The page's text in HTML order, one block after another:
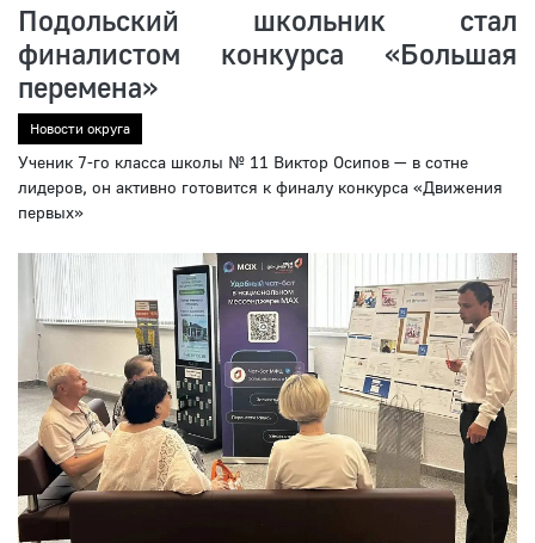
Подольский школьник стал
финалистом конкурса «Большая
перемена»
Новости округа
Ученик 7-го класса школы № 11 Виктор Осипов — в сотне
лидеров, он активно готовится к финалу конкурса «Движения
первых»